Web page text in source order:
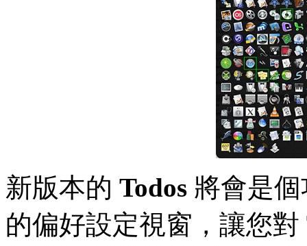
新版本的 Todos 將會是
的偏好設定視窗，讓您對